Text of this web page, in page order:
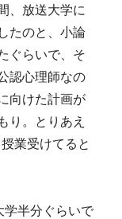
、放送大学に
たのと、小論
ぐらいで、そ
認心理師なの
向けた計画が
り。とりあえ
業受けてると
学半分ぐらいで